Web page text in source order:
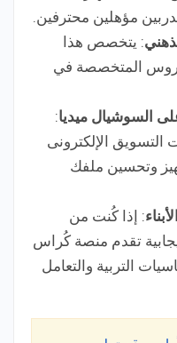
مؤهلين محترفين.
: يتخصص هذا
المتخصصة في
السوشيال ميديا:
التسويق الإلكترونى
وتحسين ملفك
: إذا كُنت من
تقدم منصة كُراس
التربية والتعامل